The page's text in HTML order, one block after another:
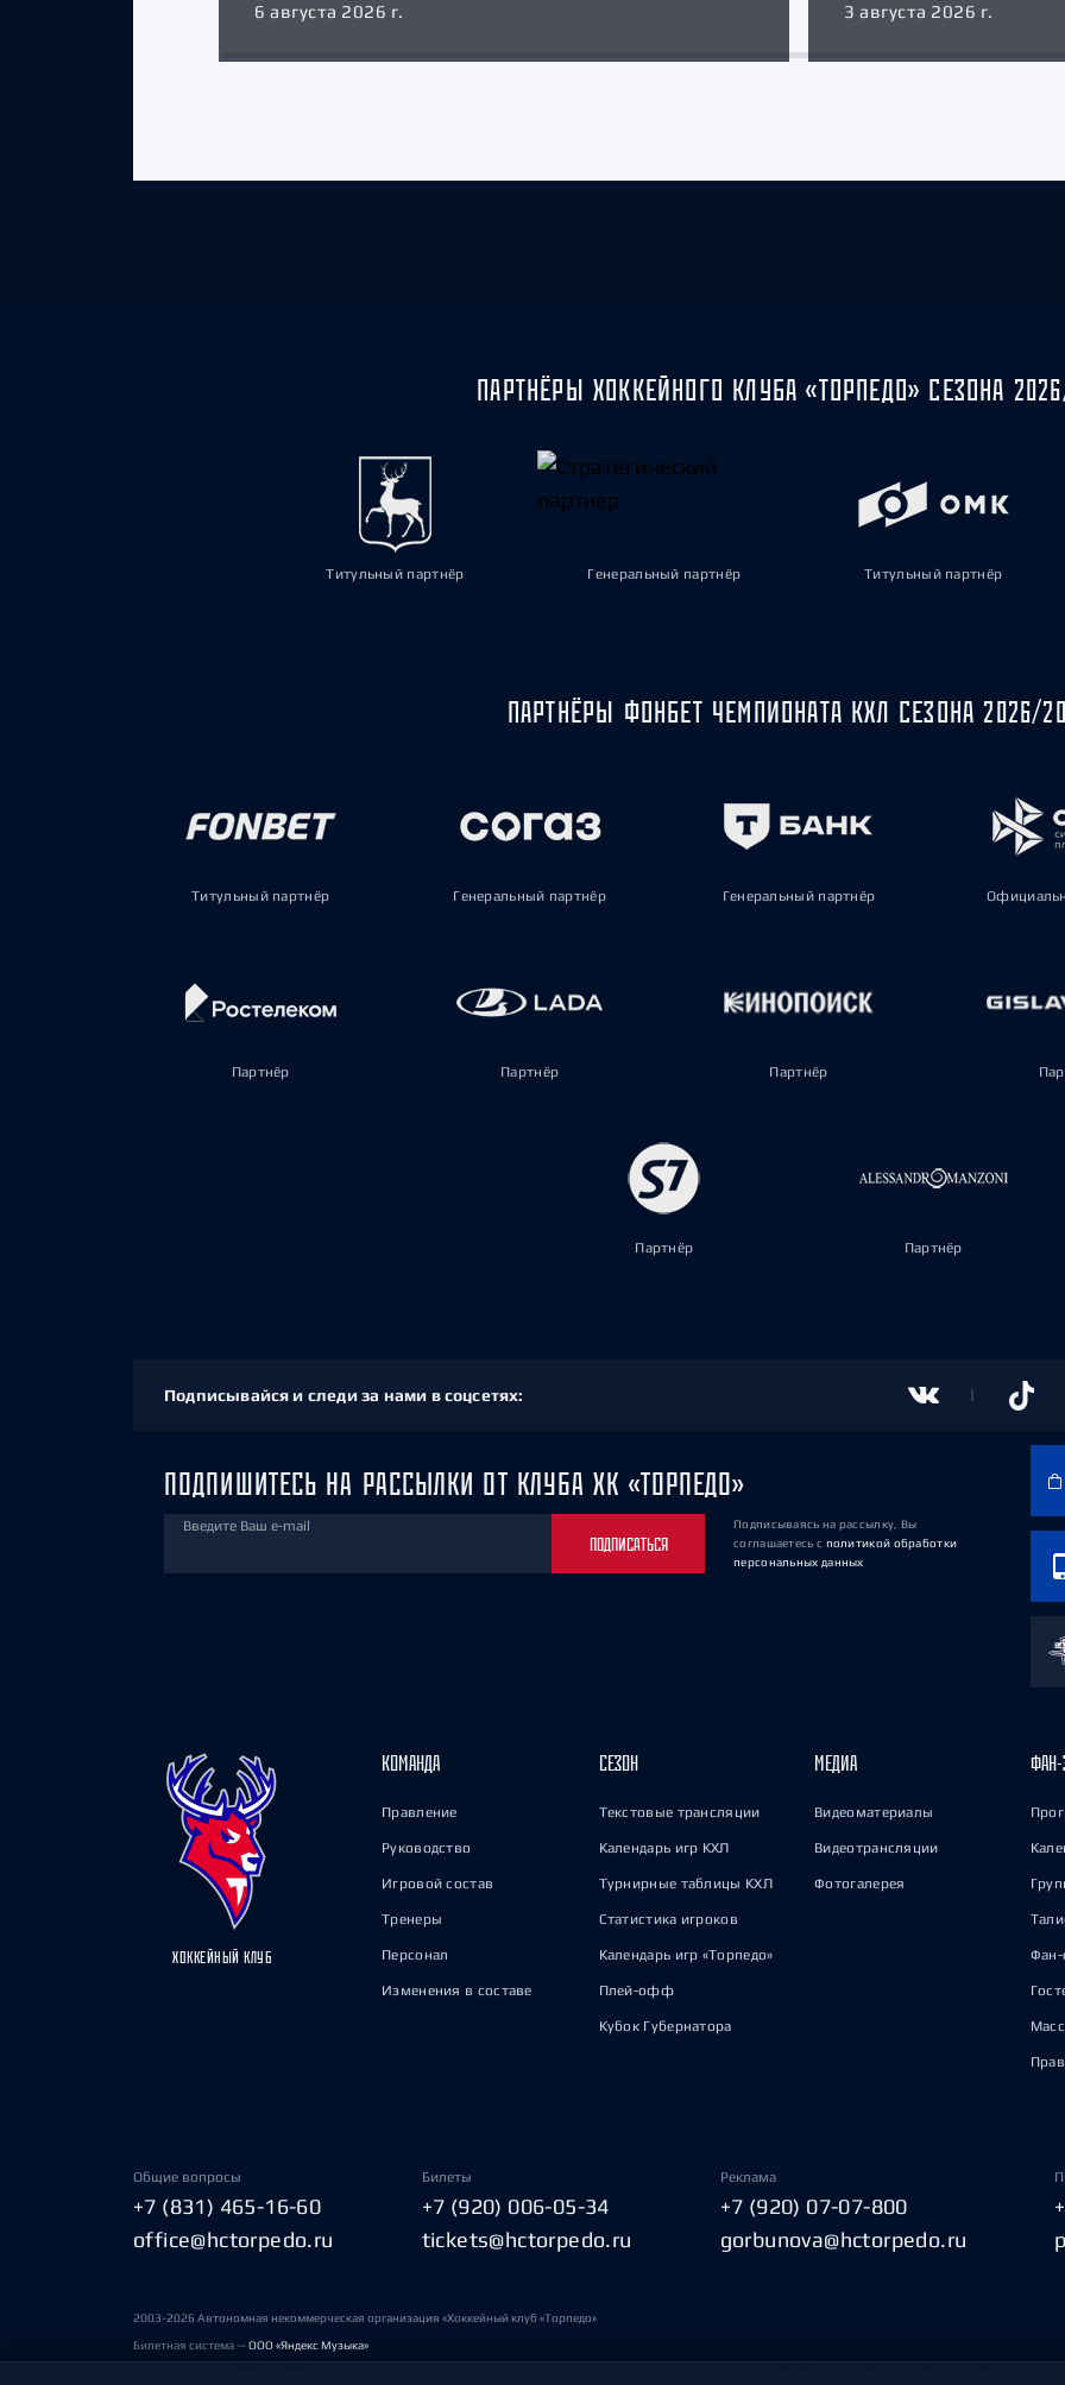
6 августа 2026 г. 3 августа 2026 г.
ПАРТНЁРЫ ХОККЕЙНОГО КЛУБА «ТОРПЕДО» СЕЗОНА
Титульный партнёр Генеральный партнёр Титульный партнёр
ПАРТНЁРЫ ФОНБЕТ ЧЕМПИОНАТА КХЛ СЕЗОНА 2026/
Титульный партнёр Генеральный партнёр Генеральный партнёр
Партнёр Партнёр Партнёр
Партнёр Партнёр
Подписывайся и следи за нами в соцсетях:
ПОДПИШИТЕСЬ НА РАССЫЛКИ ОТ КЛУБА ХК «ТОРПЕДО»
Введите Ваш e-mail
ПОДПИСАТЬСЯ
Подписываясь на рассылку, Вы
соглашаетесь с политикой обработки
персональных данных
ХОККЕЙНЫЙ КЛУБ
КОМАНДА
Правление
Руководство
Игровой состав
Тренеры
Персонал
Изменения в составе
СЕЗОН
Текстовые трансляции
Календарь игр КХЛ
Турнирные таблицы КХЛ
Статистика игроков
Календарь игр «Торпедо»
Плей-офф
Кубок Губернатора
МЕДИА
Видеоматериалы
Видеотрансляции
Фотогалерея
ФАН-
Фан-
Общие вопросы
+7 (831) 465-16-60
office@hctorpedo.ru
Билеты
+7 (920) 006-05-34
tickets@hctorpedo.ru
Реклама
+7 (920) 07-07-800
gorbunova@hctorpedo.ru
2003-2026 Автономная некоммерческая организация «Хоккейный клуб «Торпедо»
Билетная система —ООО «Яндекс Музыка»